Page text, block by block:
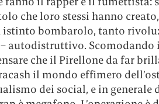
che loro stessi hanno
istinto bombarolo, tanto
autodistruttivo. Scomodando
che il Pirellone da far
il mondo effimero
dei social, e in generale